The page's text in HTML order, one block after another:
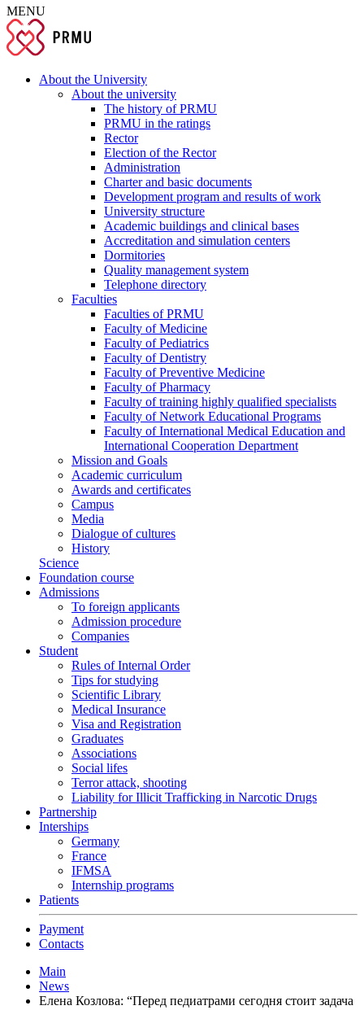
MENU
About the University
About the university
The history of PRMU
PRMU in the ratings
Rector
Election of the Rector
Administration
Charter and basic documents
Development program and results of work
University structure
Academic buildings and clinical bases
Accreditation and simulation centers
Dormitories
Quality management system
Telephone directory
Faculties
Faculties of PRMU
Faculty of Medicine
Faculty of Pediatrics
Faculty of Dentistry
Faculty of Preventive Medicine
Faculty of Pharmacy
Faculty of training highly qualified specialists
Faculty of Network Educational Programs
Faculty of International Medical Education and
International Cooperation Department
Mission and Goals
Academic curriculum
Awards and certificates
Campus
Media
Dialogue of cultures
History
Science
Foundation course
Admissions
To foreign applicants
Admission procedure
Companies
Student
Rules of Internal Order
Tips for studying
Scientific Library
Medical Insurance
Visa and Registration
Graduates
Associations
Social lifes
Terror attack, shooting
Liability for Illicit Trafficking in Narcotic Drugs
Partnership
Interships
Germany
France
IFMSA
Internship programs
Patients
Payment
Contacts
Main
News
Елена Козлова: “Перед педиатрами сегодня стоит задача